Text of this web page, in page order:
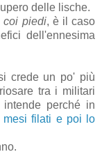
delle lische.
coi piedi, è il caso
dell'ennesima
crede un po' più
tra i militari
perché in
mesi filati e poi lo